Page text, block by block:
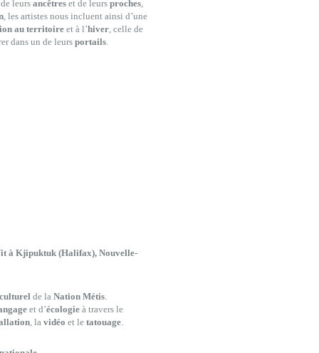
leurs ancêtreset de leurs proches,
, les artistes nous incluent ainsi d’une
au territoireet à l’hiver, celle de
dans un de leurs portails.
à Kjipuktuk (Halifax), Nouvelle-
de la Nation Métis.
et d’écologieà travers le
, la vidéo et le tatouage.